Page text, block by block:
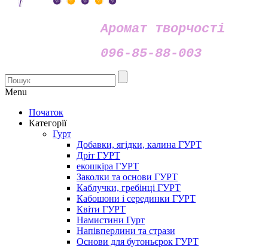
Аромат творчості
096-85-88-003
Menu
Початок
Категорії
Гурт
Добавки, ягідки, калина ГУРТ
Дріт ГУРТ
екошкіра ГУРТ
Заколки та основи ГУРТ
Каблучки, гребінці ГУРТ
Кабошони і серединки ГУРТ
Квіти ГУРТ
Намистини Гурт
Напівперлини та стрази
Основи для бутоньєрок ГУРТ